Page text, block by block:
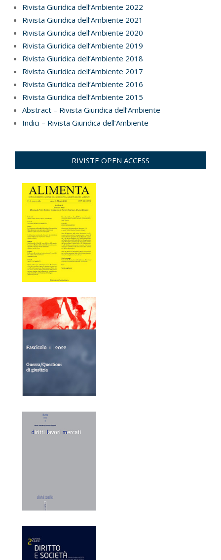
Rivista Giuridica dell’Ambiente 2022
Rivista Giuridica dell’Ambiente 2021
Rivista Giuridica dell’Ambiente 2020
Rivista Giuridica dell’Ambiente 2019
Rivista Giuridica dell’Ambiente 2018
Rivista Giuridica dell’Ambiente 2017
Rivista Giuridica dell’Ambiente 2016
Rivista Giuridica dell’Ambiente 2015
Abstract – Rivista Giuridica dell’Ambiente
Indici – Rivista Giuridica dell’Ambiente
RIVISTE OPEN ACCESS